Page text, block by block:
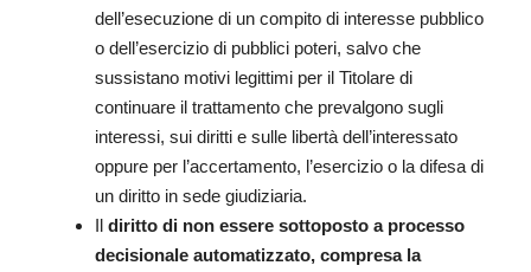
dell’esecuzione di un compito di interesse pubblico
o dell’esercizio di pubblici poteri, salvo che
sussistano motivi legittimi per il Titolare di
continuare il trattamento che prevalgono sugli
interessi, sui diritti e sulle libertà dell’interessato
oppure per l’accertamento, l’esercizio o la difesa di
un diritto in sede giudiziaria.
Il diritto di non essere sottoposto a processo
decisionale automatizzato, compresa la